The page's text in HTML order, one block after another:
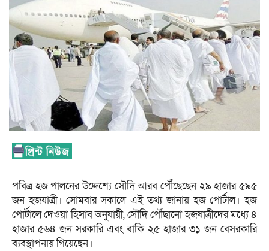
পবিত্র হজ পালনের উদ্দেশ্যে সৌদি আরব পৌঁছেছেন ২৯ হাজার ৫৯৫
জন হজযাত্রী। সোমবার সকালে এই তথ্য জানায় হজ পোর্টাল। হজ
পোর্টালে দেওয়া হিসাব অনুযায়ী, সৌদি পৌঁছানো হজযাত্রীদের মধ্যে ৪
হাজার ৫৬৪ জন সরকারি এবং বাকি ২৫ হাজার ৩১ জন বেসরকারি
ব্যবস্থাপনায় গিয়েছেন।